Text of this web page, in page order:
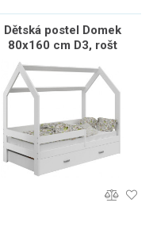
Dětská postel Domek
80x160 cm D3, rošt
ZDARMA - bílá, zábrana:
bílá, úlož. prost: bez,
matrace: s matrace